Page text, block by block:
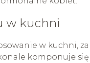
w kuchni
w kuchni,
komponuje